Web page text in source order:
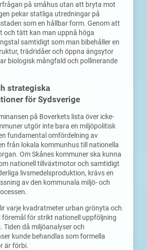
på småhus utan att bryta mot
pekar statliga utredningar på
som en hållbar form. Genom att
och tätt kan man uppnå höga
samtidigt som man bibehåller en
trädridåer och öppna ängsytor
biologisk mångfald och pollinerande
strategiska
för Sydsverige
på Boverkets lista över icke-
utgör inte bara en miljöpolitisk
fundamental omfördelning av
från lokala kommunhus till nationella
Om Skånes kommuner ska kunna
nationell tillväxtmotor och samtidigt
livsmedelsproduktion, krävs en
av den kommunala miljö- och
varje kvadratmeter urban grönyta och
föremål för strikt nationell uppföljning
Tiden då miljöanalyser och
kunde behandlas som formella
är förbi.